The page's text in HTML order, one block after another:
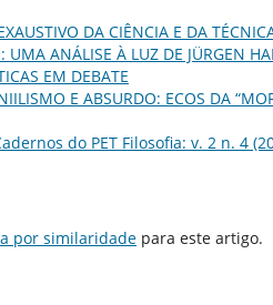
DA CIÊNCIA E DA
ANÁLISE À LUZ DE JÜRGEN
EM DEBATE
E ABSURDO: ECOS DA
do PET Filosofia: v. 2 n. 4
por similaridade para este artigo.